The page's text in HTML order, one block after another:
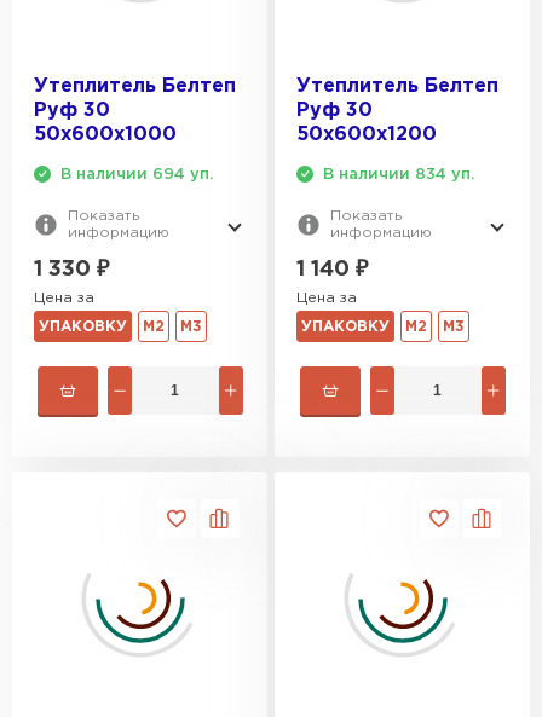
Утеплитель Белтеп
Руф 30
50х600х1000
В наличии 694 уп.
Показать
информацию
1 330 ₽
Цена за
УПАКОВКУ М2 М3
Утеплитель Белтеп
Руф 30
50х600х1200
В наличии 834 уп.
Показать
информацию
1 140 ₽
Цена за
УПАКОВКУ М2 М3
Утеплитель Изомин
ПЕРЕЙТИ
Рулонная кровля Брит